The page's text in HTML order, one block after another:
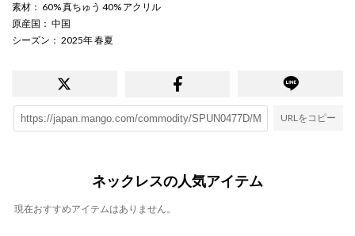
素材 ： 60% 真ちゅう 40% アクリル
原産国 ： 中国
シーズン ： 2025年 春夏
URLをコピー
ネックレスの人気アイテム
現在おすすめアイテムはありません。